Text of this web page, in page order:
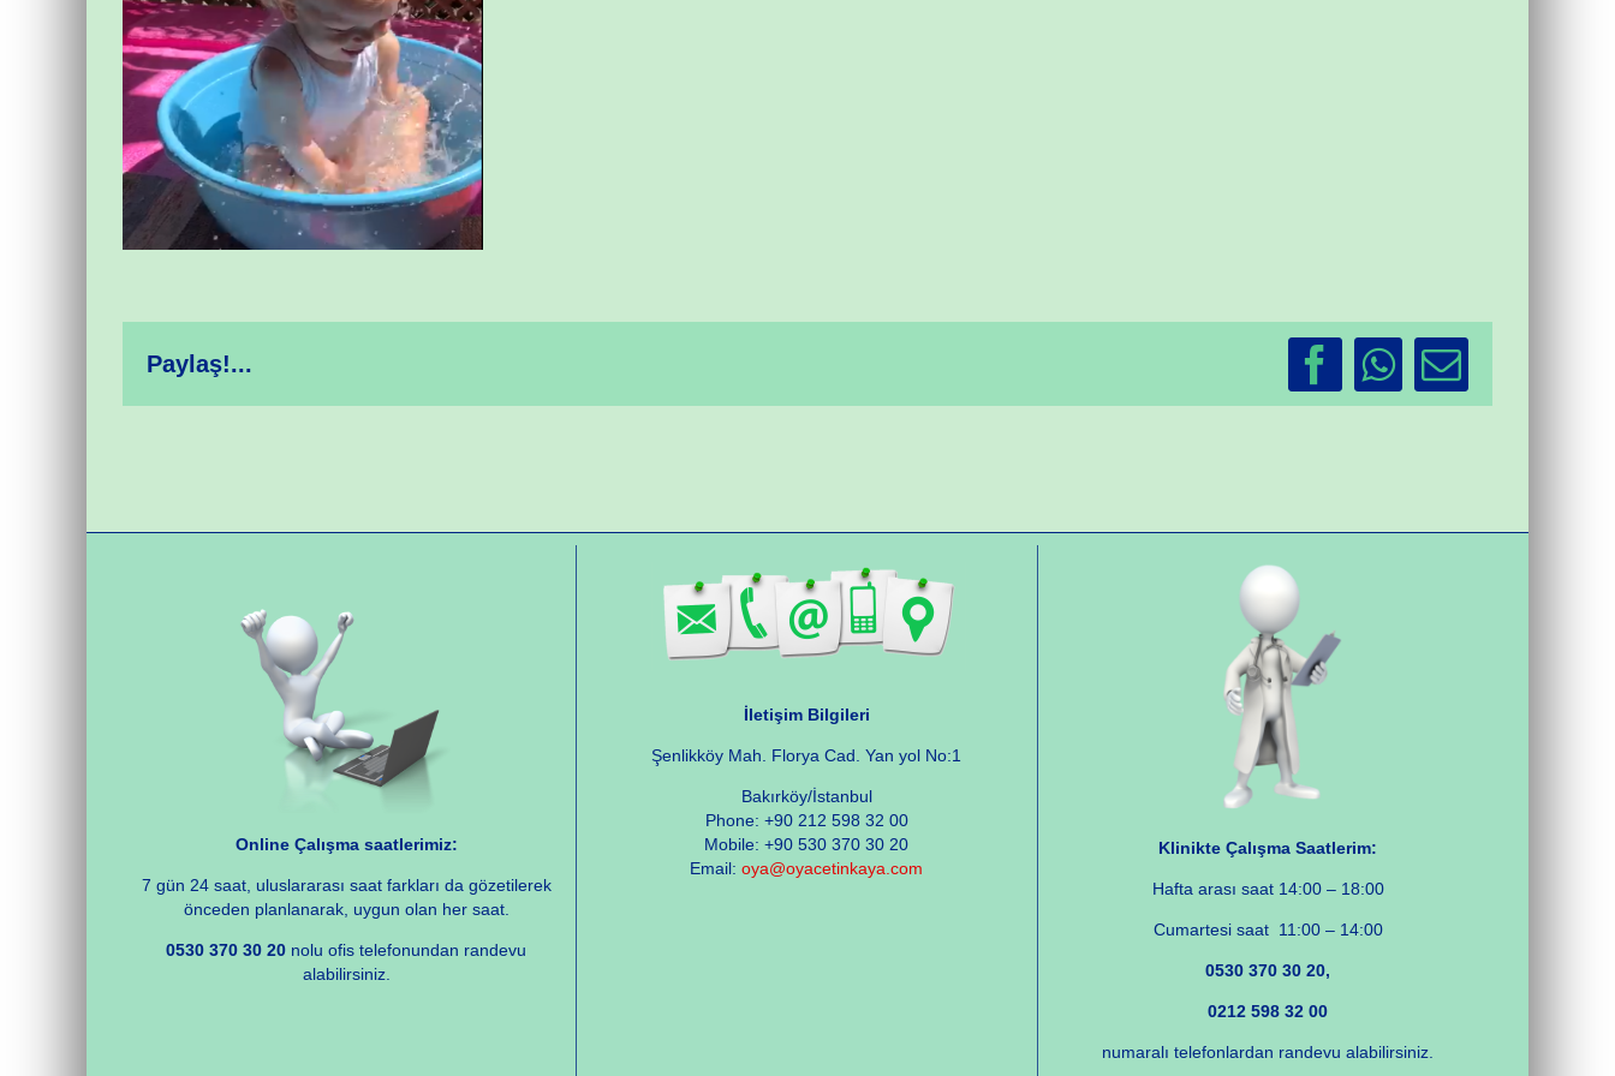
Paylaş!... Facebook
WhatsApp
Email
Online Çalışma saatlerimiz:
7 gün 24 saat, uluslararası saat farkları da gözetilerek
önceden planlanarak, uygun olan her saat.
0530 370 30 20 nolu ofis telefonundan randevu
alabilirsiniz.
İletişim Bilgileri
Şenlikköy Mah. Florya Cad. Yan yol No:1
Bakırköy/İstanbul
Phone: +90 212 598 32 00
Mobile: +90 530 370 30 20
Email:oya@oyacetinkaya.com
Klinikte Çalışma Saatlerim:
Hafta arası saat 14:00 – 18:00
Cumartesi saat 11:00 – 14:00
0530 370 30 20,
0212 598 32 00
numaralı telefonlardan randevu alabilirsiniz.